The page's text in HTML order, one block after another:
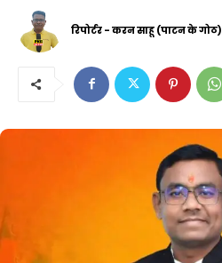
रिपोर्टर - करन साहू (पाटन के गोठ)